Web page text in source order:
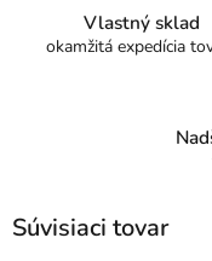
Vlastný sklad
okamžitá expedícia
Súvisiaci tovar